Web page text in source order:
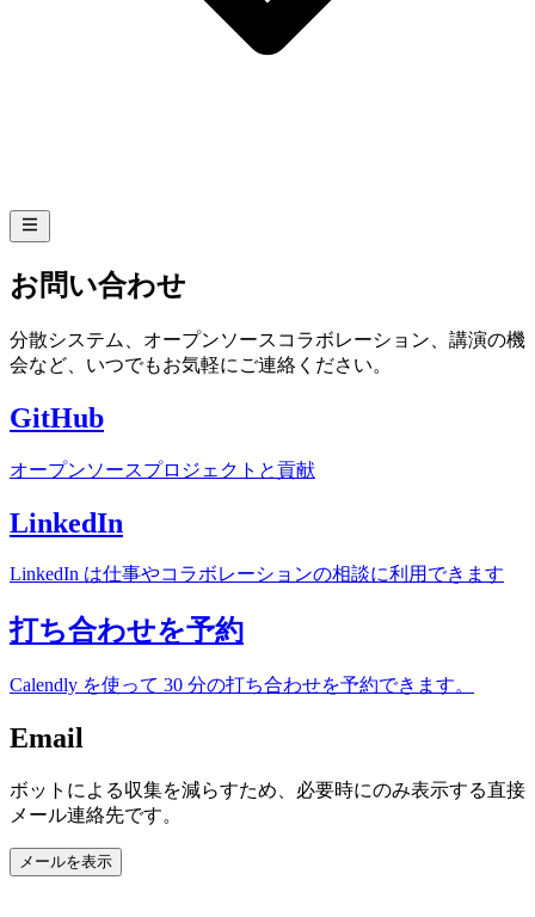
お問い合わせ
分散システム、オープンソースコラボレーション、講演の機
会など、いつでもお気軽にご連絡ください。
GitHub
オープンソースプロジェクトと貢献
LinkedIn
LinkedIn は仕事やコラボレーションの相談に利用できます
打ち合わせを予約
Calendly を使って 30 分の打ち合わせを予約できます。
Email
ボットによる収集を減らすため、必要時にのみ表示する直接
メール連絡先です。
メールを表示